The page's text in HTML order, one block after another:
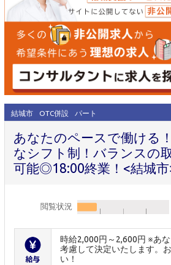
結城市 OTC併設 パート
あなたのペースで働ける
なシフト制！バランスの
可能◎18:00終業！<結城市
閲覧状況
時給2,000円～2,600円 ※あ
考慮して決定いたします。
い！